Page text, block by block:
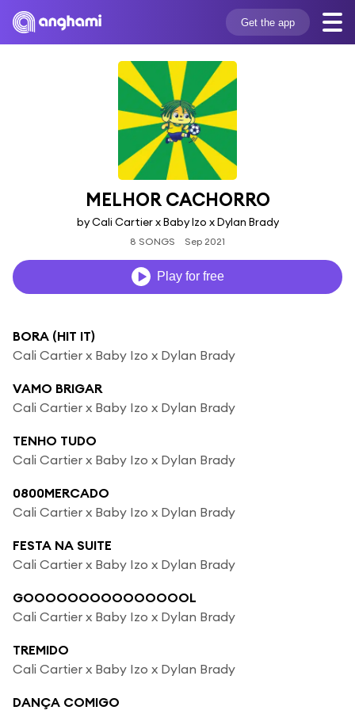
Get the app
MELHOR CACHORRO
by Cali Cartier x Baby Izo x Dylan Brady
8 SONGS Sep 2021
Play for free
BORA (HIT IT)
Cali Cartier x Baby Izo x Dylan Brady
VAMO BRIGAR
Cali Cartier x Baby Izo x Dylan Brady
TENHO TUDO
Cali Cartier x Baby Izo x Dylan Brady
0800MERCADO
Cali Cartier x Baby Izo x Dylan Brady
FESTA NA SUITE
Cali Cartier x Baby Izo x Dylan Brady
GOOOOOOOOOOOOOOOL
Cali Cartier x Baby Izo x Dylan Brady
TREMIDO
Cali Cartier x Baby Izo x Dylan Brady
DANÇA COMIGO